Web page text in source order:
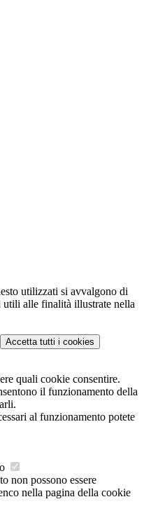
utilizzati si avvalgono di
utili alle finalità illustrate nella
Accetta tutti i cookies
quali cookie consentire.
il funzionamento della
al funzionamento potete
non possono essere
nella pagina della cookie